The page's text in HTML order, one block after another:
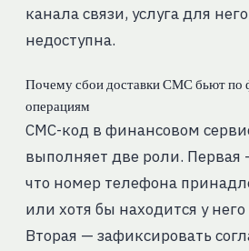
канала связи, услуга для
недоступна.
Почему сбои доставки СМС бьют по
операциям
СМС-код в финансовом
выполняет две роли. Первая
что номер телефона
или хотя бы находится у
Вторая — зафиксировать